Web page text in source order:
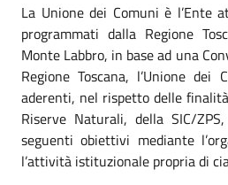
La Unione dei Comuni è l’Ente
programmati dalla Regione
Monte Labbro, in base ad una
Regione Toscana, l’Unione
aderenti, nel rispetto delle
Riserve Naturali, della SIC/
seguenti obiettivi mediante
l’attività istituzionale propria di